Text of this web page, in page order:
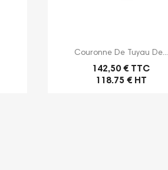
Aperçu rapide
Couronne De Tuyau De...
142,50 € TTC
118.75 € HT